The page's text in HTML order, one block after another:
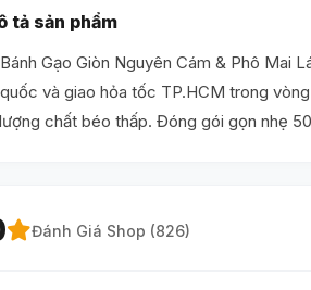
tả sản phẩm
Gạo Giòn Nguyên Cám & Phô Mai
và giao hỏa tốc TP.HCM trong
chất béo thấp. Đóng gói gọn nhẹ
Đánh Giá Shop (826)